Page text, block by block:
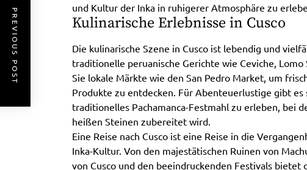
und Kultur der Inka in ruhigerer Atmosphäre zu
Kulinarische Erlebnisse in Cusco
Die kulinarische Szene in Cusco ist lebendig und
traditionelle peruanische Gerichte wie Ceviche, Lomo
Sie lokale Märkte wie den San Pedro Market, um
Produkte zu entdecken. Für Abenteuerlustige gibt es
traditionelles Pachamanca-Festmahl zu erleben, bei
heißen Steinen zubereitet wird.
Eine Reise nach Cusco ist eine Reise in die
Inka-Kultur. Von den majestätischen Ruinen von
von Cusco und den beeindruckenden Festivals
PREVIOUS POST